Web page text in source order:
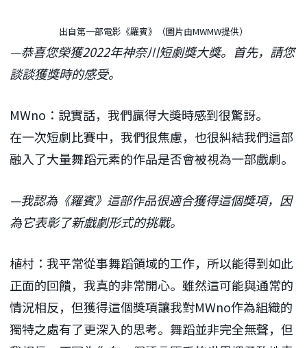
出自第一部電影《羅賓》（圖片由MWMW提供）
—恭喜您榮獲2022年神奈川短劇獎大獎。首先，請您
談談獲獎時的感受。
MWno：說實話，我們贏得大獎時感到很驚訝。
在一次短劇比賽中，我們很焦慮，也很糾結我們這部
融入了大量舞蹈元素的作品是否會被視為一部戲劇。
—我認為《羅賓》這部作品很適合獲得這個獎項，因
為它表彰了新戲劇形式的挑戰。
植村：我平常從事舞蹈領域的工作，所以能得到如此
正面的回饋，我真的非常開心。雖然這可能與通常的
情況相反，但獲得這個獎項讓我對MWno作為組織的
獨特之處有了更深入的思考。舞蹈並非完全無聲，但